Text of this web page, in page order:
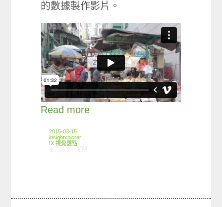
的數據製作影片。
Read more
2015-03-15
insightxplorer
IX 視覺觀點